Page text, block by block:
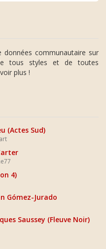
données communautaire sur
tous styles et de toutes
plus !
(Actes Sud)
4)
Gómez-Jurado
Saussey (Fleuve Noir)